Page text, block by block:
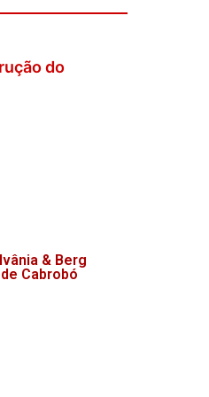
do
& Berg
Cabrobó